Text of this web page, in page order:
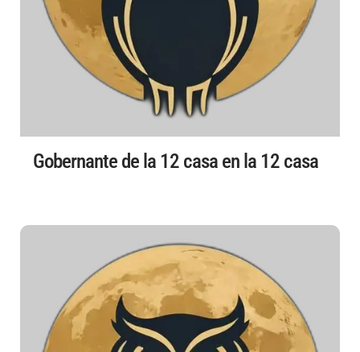
Gobernante de la 12 casa en la 12 casa